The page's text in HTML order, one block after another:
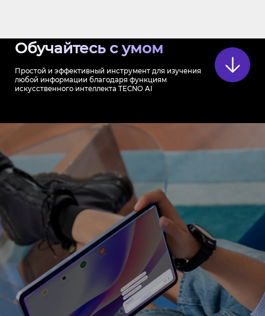
Обучайтесь с умом
Простой и эффективный инструмент для изучения
любой информации благодаря функциям
искусственного интеллекта TECNO AI